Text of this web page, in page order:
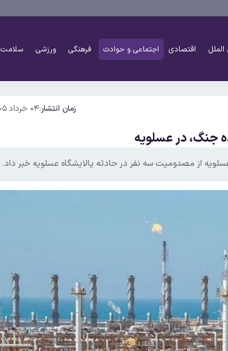
اقتصادی اجتماعی و حوادث فرهنگی ورزشی سلامت
زمان انتشار:۰۴ خرداد ۱۴۰۵
جنگ، در عسلویه
از مصدومیت سه نفر در حادثه پالایشگاه عسلویه خبر داد.